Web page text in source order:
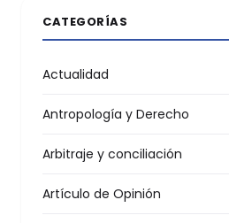
CATEGORÍAS
Actualidad
Antropología y Derecho
Arbitraje y conciliación
Artículo de Opinión